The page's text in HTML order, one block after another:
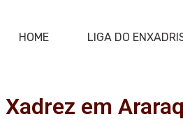
HOME LIGA DO
Xadrez em